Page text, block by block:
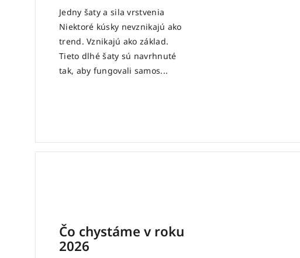
Jedny šaty a sila vrstvenia
Niektoré kúsky nevznikajú ako
trend. Vznikajú ako základ.
Tieto dlhé šaty sú navrhnuté
tak, aby fungovali samos...
Čo chystáme v roku
2026